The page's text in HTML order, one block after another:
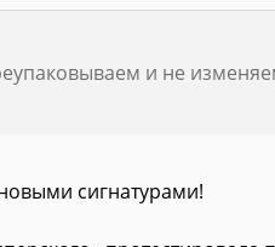
и не
сигнатурами!